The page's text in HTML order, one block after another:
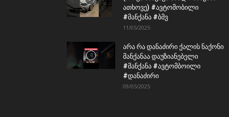
ათხოვე) #ავტომობილი
#მანქანა #ბმვ
11/05/2025
არა რა დანაძირი ქალის ნაქონი
მანქანაა დაუზიანებელი
#მანქანა #ავტომბოილი
#დანაძირი
09/05/2025